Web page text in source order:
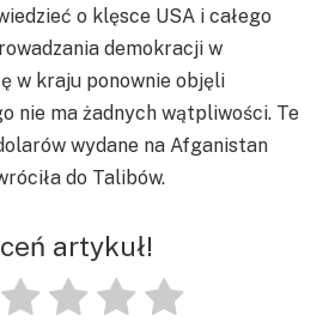
o klęsce USA i całego
demokracji w
w kraju ponownie objęli
nie ma żadnych wątpliwości. Te
wydane na Afganistan
do Talibów.
artykuł!